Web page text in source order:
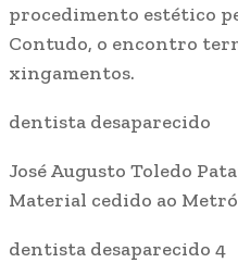
procedimento estético
Contudo, o encontro
xingamentos.
dentista desaparecido
José Augusto Toledo
Material cedido ao
dentista desaparecido 4